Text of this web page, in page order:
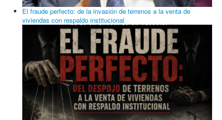
El fraude perfecto: de la invasión de terrenos a la venta de
viviendas con respaldo institucional